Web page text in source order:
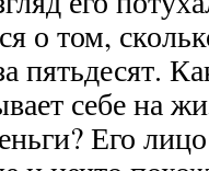
о том,
пятьдесят.
себе на
Его